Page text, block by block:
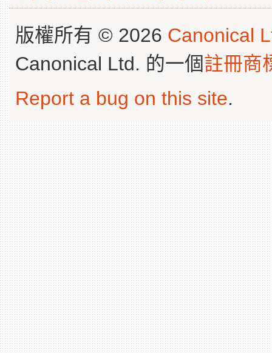
版權所有 © 2026 Canonical
Canonical Ltd. 的一個註冊商
Report a bug on this site.